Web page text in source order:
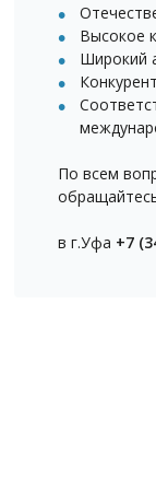
Высокое
Широкий
По всем
в г.Уфа +7